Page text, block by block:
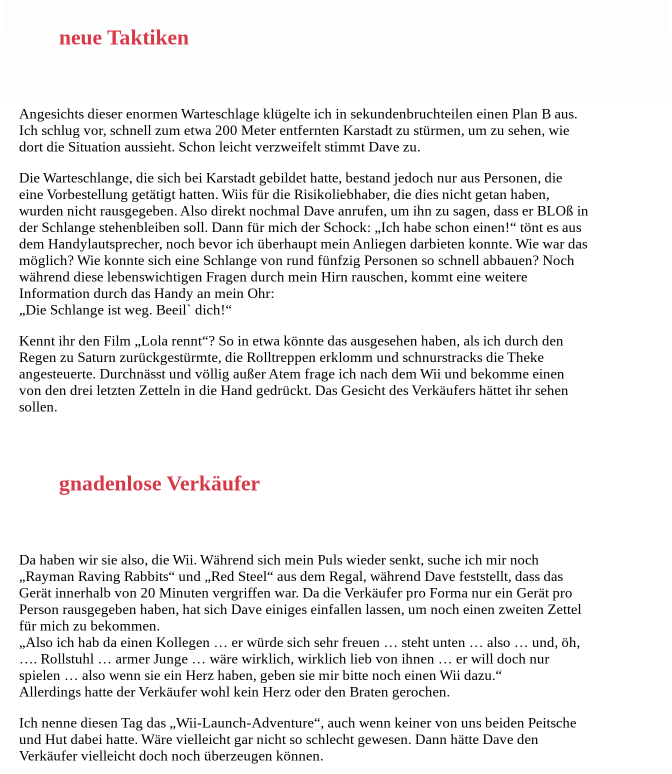
neue Taktiken
Angesichts dieser enormen Warteschlage klügelte ich in sekundenbruchteilen einen Plan B aus.
Ich schlug vor, schnell zum etwa 200 Meter entfernten Karstadt zu stürmen, um zu sehen, wie
dort die Situation aussieht. Schon leicht verzweifelt stimmt Dave zu.
Die Warteschlange, die sich bei Karstadt gebildet hatte, bestand jedoch nur aus Personen, die
eine Vorbestellung getätigt hatten. Wiis für die Risikoliebhaber, die dies nicht getan haben,
wurden nicht rausgegeben. Also direkt nochmal Dave anrufen, um ihn zu sagen, dass er BLOß in
der Schlange stehenbleiben soll. Dann für mich der Schock: „Ich habe schon einen!“ tönt es aus
dem Handylautsprecher, noch bevor ich überhaupt mein Anliegen darbieten konnte. Wie war das
möglich? Wie konnte sich eine Schlange von rund fünfzig Personen so schnell abbauen? Noch
während diese lebenswichtigen Fragen durch mein Hirn rauschen, kommt eine weitere
Information durch das Handy an mein Ohr:
„Die Schlange ist weg. Beeil` dich!“
Kennt ihr den Film „Lola rennt“? So in etwa könnte das ausgesehen haben, als ich durch den
Regen zu Saturn zurückgestürmte, die Rolltreppen erklomm und schnurstracks die Theke
angesteuerte. Durchnässt und völlig außer Atem frage ich nach dem Wii und bekomme einen
von den drei letzten Zetteln in die Hand gedrückt. Das Gesicht des Verkäufers hättet ihr sehen
sollen.
gnadenlose Verkäufer
Da haben wir sie also, die Wii. Während sich mein Puls wieder senkt, suche ich mir noch
„Rayman Raving Rabbits“ und „Red Steel“ aus dem Regal, während Dave feststellt, dass das
Gerät innerhalb von 20 Minuten vergriffen war. Da die Verkäufer pro Forma nur ein Gerät pro
Person rausgegeben haben, hat sich Dave einiges einfallen lassen, um noch einen zweiten Zettel
für mich zu bekommen.
„Also ich hab da einen Kollegen … er würde sich sehr freuen … steht unten … also … und, öh,
…. Rollstuhl … armer Junge … wäre wirklich, wirklich lieb von ihnen … er will doch nur
spielen … also wenn sie ein Herz haben, geben sie mir bitte noch einen Wii dazu.“
Allerdings hatte der Verkäufer wohl kein Herz oder den Braten gerochen.
Ich nenne diesen Tag das „Wii-Launch-Adventure“, auch wenn keiner von uns beiden Peitsche
und Hut dabei hatte. Wäre vielleicht gar nicht so schlecht gewesen. Dann hätte Dave den
Verkäufer vielleicht doch noch überzeugen können.